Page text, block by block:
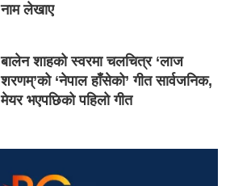
नाम लेखाए
बालेन शाहको स्वरमा चलचित्र ‘लाज
शरणम्’को ‘नेपाल हाँसेको’ गीत सार्वजनिक,
मेयर भएपछिको पहिलो गीत